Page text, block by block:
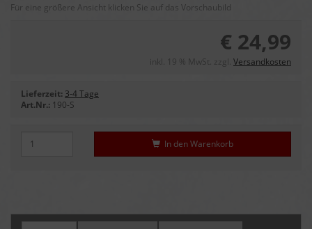
Für eine größere Ansicht klicken Sie auf das Vorschaubild
€ 24,99
inkl. 19 % MwSt. zzgl. Versandkosten
Lieferzeit: 3-4 Tage
Art.Nr.: 190-S
In den Warenkorb